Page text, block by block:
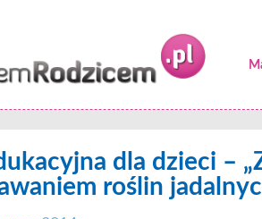
dla dzieci –
roślin